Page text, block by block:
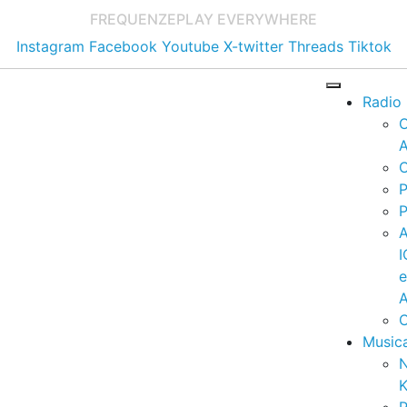
FREQUENZEPLAY EVERYWHERE
Instagram Facebook Youtube X-twitter Threads Tiktok
Radio
e